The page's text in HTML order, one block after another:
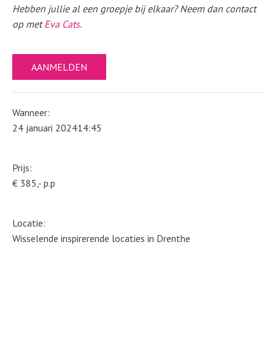
Hebben jullie al een groepje bij elkaar? Neem dan contact
op metEva Cats.
AANMELDEN
Wanneer:
24 januari 202414:45
Prijs:
€ 385,- p.p
Locatie:
Wisselende inspirerende locaties in Drenthe